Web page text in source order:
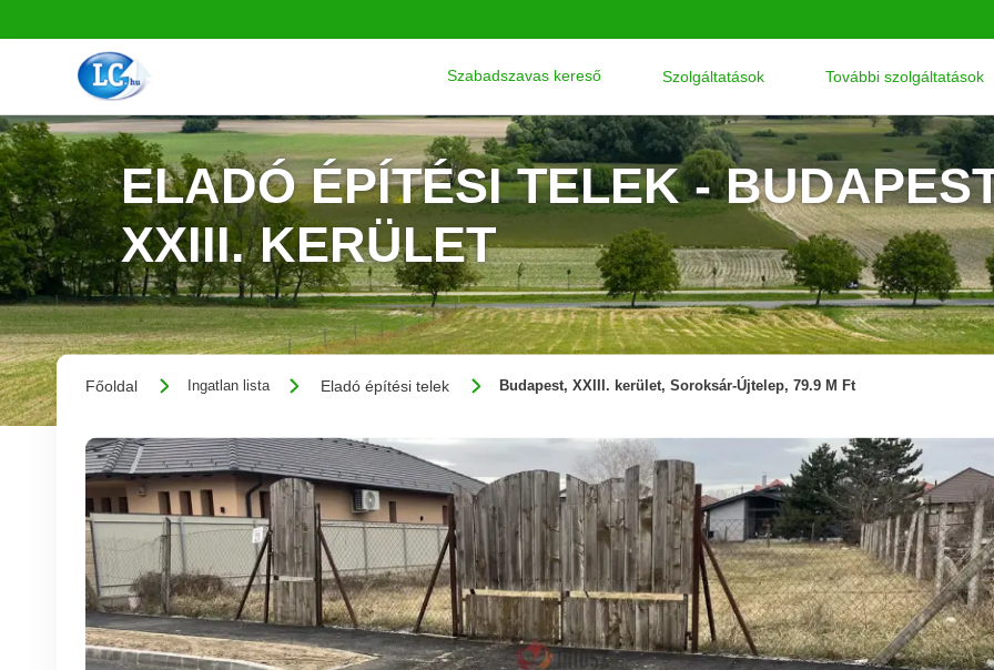
Szabadszavas kereső Szolgáltatások További szolgáltatások
ELADÓ ÉPÍTÉSI TELEK -
XXIII. KERÜLET
Főoldal Ingatlan lista Eladó építési telek Budapest, XXIII. kerület, Soroksár-Újtelep, 79.9 M Ft